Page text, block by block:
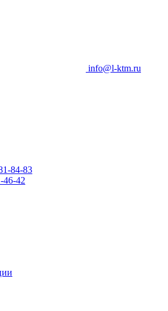
info@l-ktm.ru
84-83
46-42